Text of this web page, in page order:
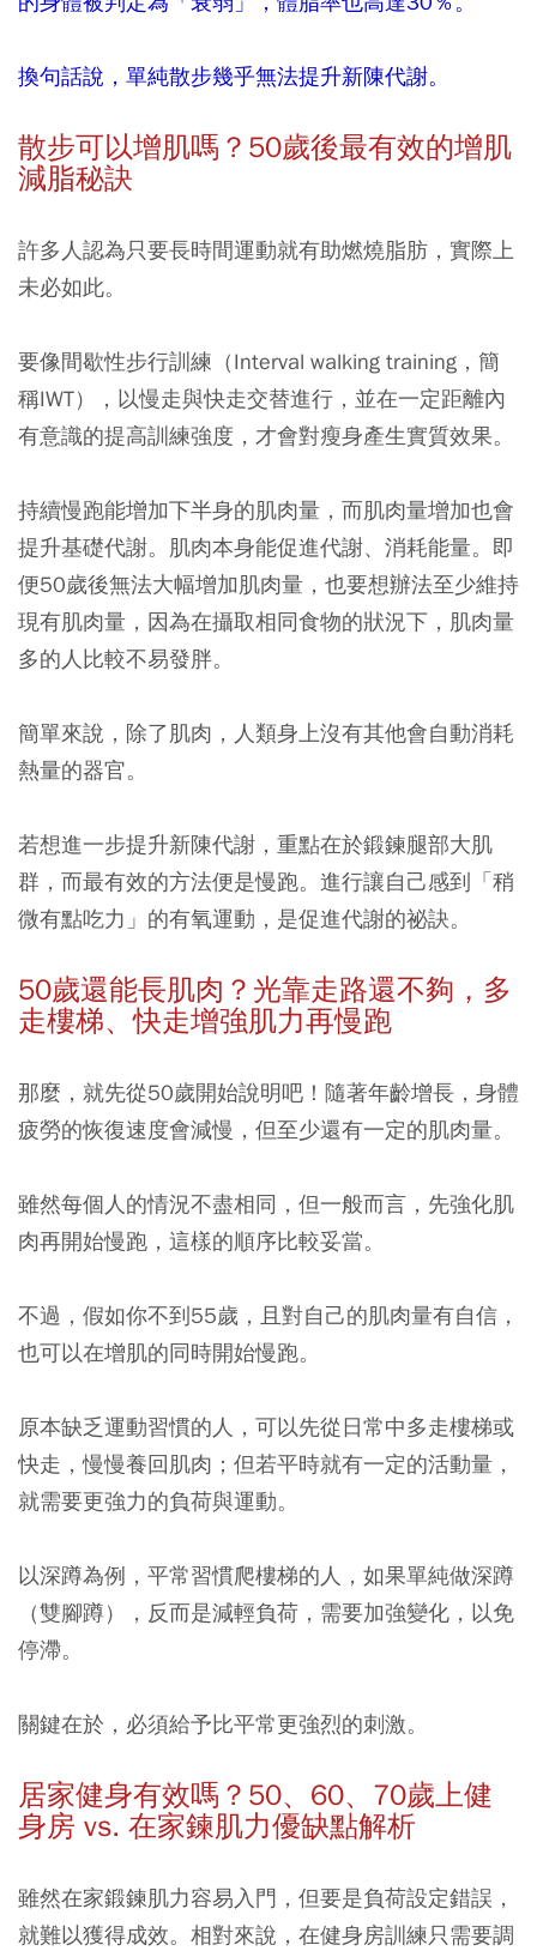
換句話說，單純散步幾乎無法提升新陳代謝。
散步可以增肌嗎？50歲後最有效的增肌
減脂秘訣
許多人認為只要長時間運動就有助燃燒脂肪，實際上
未必如此。
要像間歇性步行訓練（Interval walking training，簡
稱IWT），以慢走與快走交替進行，並在一定距離內
有意識的提高訓練強度，才會對瘦身產生實質效果。
持續慢跑能增加下半身的肌肉量，而肌肉量增加也會
提升基礎代謝。肌肉本身能促進代謝、消耗能量。即
便50歲後無法大幅增加肌肉量，也要想辦法至少維持
現有肌肉量，因為在攝取相同食物的狀況下，肌肉量
多的人比較不易發胖。
簡單來說，除了肌肉，人類身上沒有其他會自動消耗
熱量的器官。
若想進一步提升新陳代謝，重點在於鍛鍊腿部大肌
群，而最有效的方法便是慢跑。進行讓自己感到「稍
微有點吃力」的有氧運動，是促進代謝的祕訣。
50歲還能長肌肉？光靠走路還不夠，多
走樓梯、快走增強肌力再慢跑
那麼，就先從50歲開始說明吧！隨著年齡增長，身體
疲勞的恢復速度會減慢，但至少還有一定的肌肉量。
雖然每個人的情況不盡相同，但一般而言，先強化肌
肉再開始慢跑，這樣的順序比較妥當。
不過，假如你不到55歲，且對自己的肌肉量有自信，
也可以在增肌的同時開始慢跑。
原本缺乏運動習慣的人，可以先從日常中多走樓梯或
快走，慢慢養回肌肉；但若平時就有一定的活動量，
就需要更強力的負荷與運動。
以深蹲為例，平常習慣爬樓梯的人，如果單純做深蹲
（雙腳蹲），反而是減輕負荷，需要加強變化，以免
停滯。
關鍵在於，必須給予比平常更強烈的刺激。
居家健身有效嗎？50、60、70歲上健
身房 vs. 在家鍊肌力優缺點解析
雖然在家鍛鍊肌力容易入門，但要是負荷設定錯誤，
就難以獲得成效。相對來說，在健身房訓練只需要調